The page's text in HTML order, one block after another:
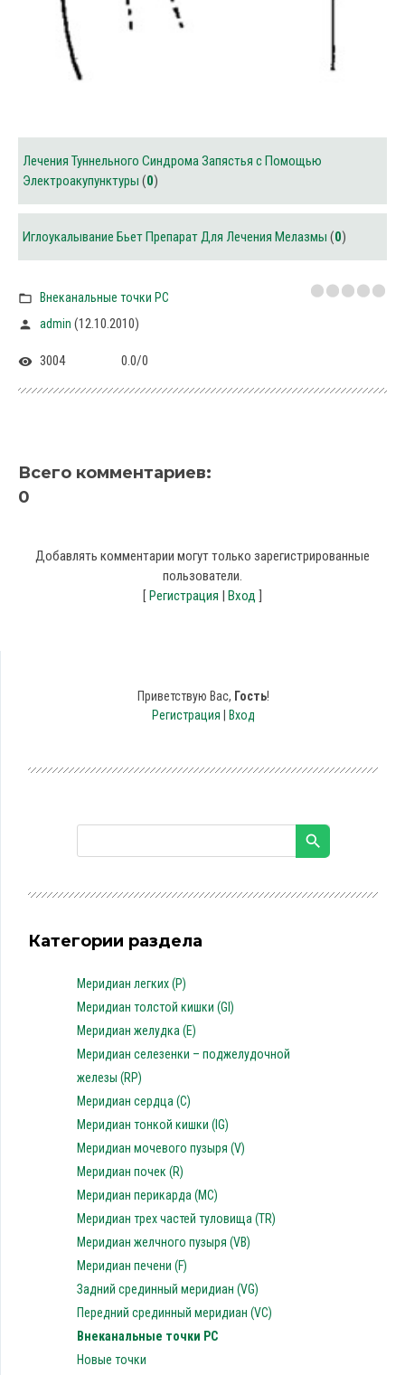
Лечения Туннельного Синдрома Запястья с Помощью
Электроакупунктуры (0)
Иглоукалывание Бьет Препарат Для Лечения Мелазмы (0)
Внеканальные точки PC
admin (12.10.2010)
3004 0.0/0
Всего комментариев:
0
Добавлять комментарии могут только зарегистрированные
пользователи.
[Регистрация | Вход ]
Приветствую Вас, Гость!
Регистрация
Вход
Категории раздела
Меридиан легких (P)
Меридиан толстой кишки (GI)
Меридиан желудка (E)
Меридиан селезенки – поджелудочной
железы (RP)
Меридиан сердца (C)
Меридиан тонкой кишки (IG)
Меридиан мочевого пузыря (V)
Меридиан почек (R)
Меридиан перикарда (MC)
Меридиан трех частей туловища (TR)
Меридиан желчного пузыря (VB)
Меридиан печени (F)
Задний срединный меридиан (VG)
Передний срединный меридиан (VC)
Внеканальные точки PC
Новые точки